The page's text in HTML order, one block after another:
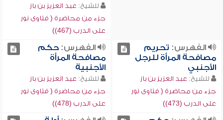
للشيخ: عبد العزيز بن باز
جزء من محاضرة ( فتاوى نور
على الدرب (467))
الفهرس: تحريم
مصافحة المرأة للرجل
الأجنبي
للشيخ: عبد العزيز بن باز
جزء من محاضرة ( فتاوى نور
على الدرب (473))
الفهرس:حكم
مصافحة المرأة
الأجنبية
للشيخ: عبد العزيز بن باز
جزء من محاضرة ( فتاوى نور
على الدرب (478))